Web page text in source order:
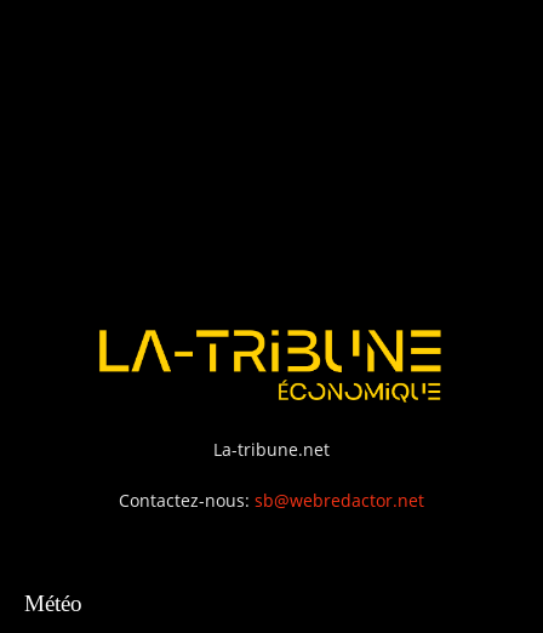
La-tribune.net
Contactez-nous: sb@webredactor.net
Météo